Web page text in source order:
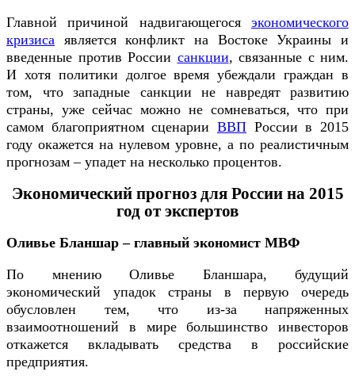
Главной причиной надвигающегося экономического
кризиса является конфликт на Востоке Украины и
введенные против России санкции, связанные с ним.
И хотя политики долгое время убеждали граждан в
том, что западные санкции не навредят развитию
страны, уже сейчас можно не сомневаться, что при
самом благоприятном сценарии ВВП России в 2015
году окажется на нулевом уровне, а по реалистичным
прогнозам – упадет на несколько процентов.
Экономический прогноз для России на 2015
год от экспертов
Оливье Бланшар – главный экономист МВФ
По мнению Оливье Бланшара, будущий
экономический упадок страны в первую очередь
обусловлен тем, что из-за напряженных
взаимоотношений в мире большинство инвесторов
откажется вкладывать средства в российские
предприятия.